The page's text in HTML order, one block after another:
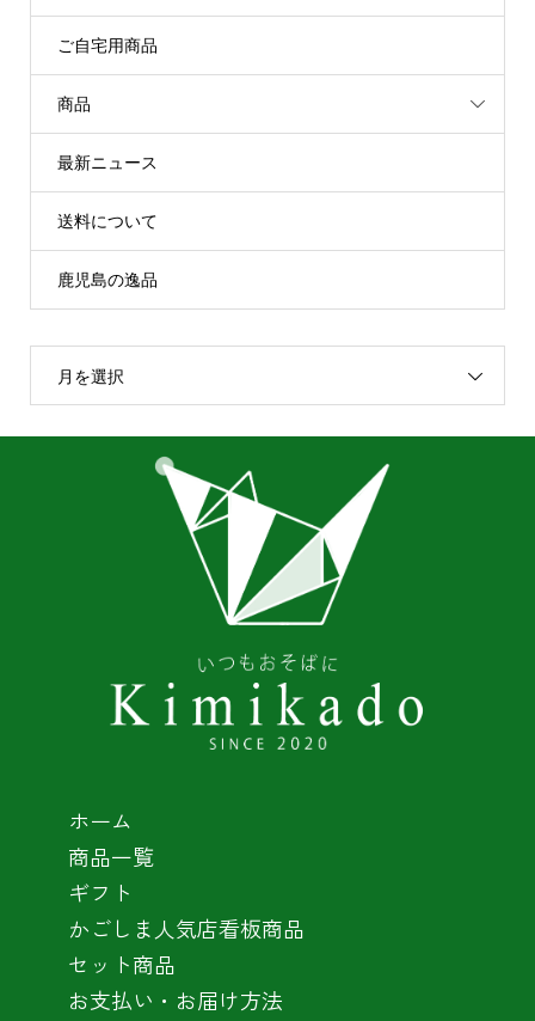
ご自宅用商品
商品
最新ニュース
送料について
鹿児島の逸品
月を選択
ホーム
商品一覧
ギフト
かごしま人気店看板商品
セット商品
お支払い・お届け方法